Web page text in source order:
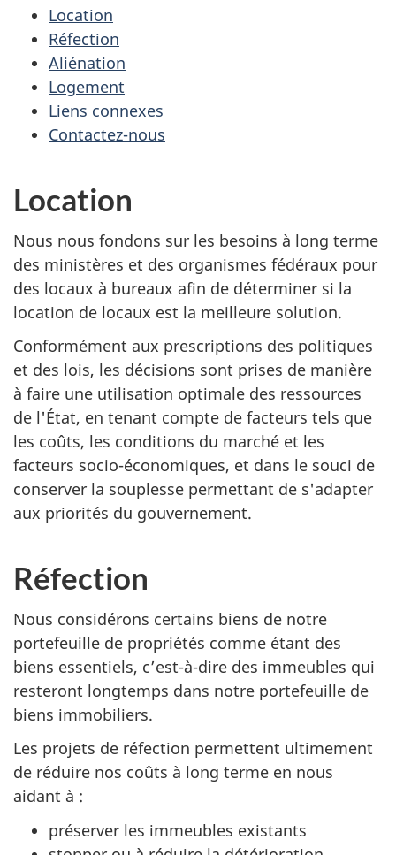
Location
Réfection
Aliénation
Logement
Liens connexes
Contactez-nous
Location
Nous nous fondons sur les besoins à long terme
des ministères et des organismes fédéraux pour
des locaux à bureaux afin de déterminer si la
location de locaux est la meilleure solution.
Conformément aux prescriptions des politiques
et des lois, les décisions sont prises de manière
à faire une utilisation optimale des ressources
de l'État, en tenant compte de facteurs tels que
les coûts, les conditions du marché et les
facteurs socio-économiques, et dans le souci de
conserver la souplesse permettant de s'adapter
aux priorités du gouvernement.
Réfection
Nous considérons certains biens de notre
portefeuille de propriétés comme étant des
biens essentiels, c’est-à-dire des immeubles qui
resteront longtemps dans notre portefeuille de
biens immobiliers.
Les projets de réfection permettent ultimement
de réduire nos coûts à long terme en nous
aidant à :
préserver les immeubles existants